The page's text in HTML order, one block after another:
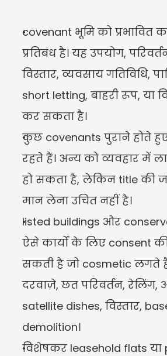
covenant भूमि को प्रभावित
प्रतिबंध है। यह उपयोग,
विस्तार, व्यवसाय गतिविधि,
short letting, बाहरी रूप, या
कर सकता है।
कुछ covenants पुराने होते
रहते हैं। अन्य को व्यवहार में
हो सकता है, लेकिन title की
मान लेना उचित नहीं है।
listed buildings और
ऐसे कार्यों के लिए consent
सकती है जो cosmetic लगते
दरवाज़े, छत परिवर्तन, रेलिंग,
satellite dishes, विस्तार,
demolition।
विशेषकर leasehold flats या